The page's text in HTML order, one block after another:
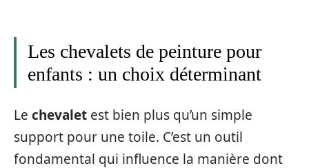
Les chevalets de peinture pour
enfants : un choix déterminant
Le chevalet est bien plus qu’un simple
support pour une toile. C’est un outil
fondamental qui influence la manière dont